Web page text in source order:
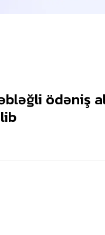
ödəniş